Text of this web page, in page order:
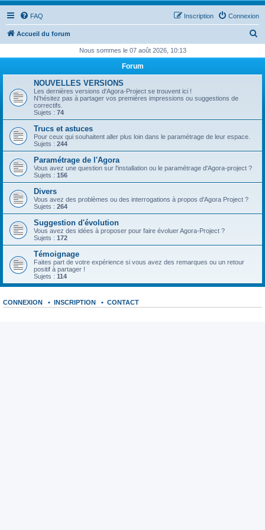
FAQ Connexion
Inscription
Accueil du forum
h
c
Nous sommes le 07 août 2026, 10:13
Forum
NOUVELLES VERSIONS
Les dernières versions d'Agora-Project se trouvent ici !
N'hésitez pas à partager vos premières impressions ou suggestions de
correctifs.
Sujets : 74
Trucs et astuces
Pour ceux qui souhaitent aller plus loin dans le paramétrage de leur espace.
Sujets : 244
Paramétrage de l'Agora
Vous avez une question sur l'installation ou le paramétrage d'Agora-project ?
Sujets : 156
Divers
Vous avez des problèmes ou des interrogations à propos d'Agora Project ?
Sujets : 264
Suggestion d'évolution
Vous avez des idées à proposer pour faire évoluer Agora-Project ?
Sujets : 172
Témoignage
Faites part de votre expérience si vous avez des remarques ou un retour
positif à partager !
Sujets : 114
CONNEXION • INSCRIPTION • CONTACT